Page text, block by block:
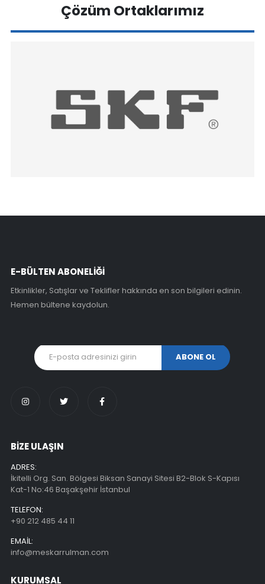
Çözüm Ortaklarımız
E-BÜLTEN ABONELİĞİ
Etkinlikler, Satışlar ve Teklifler hakkında en son bilgileri edinin.
Hemen bültene kaydolun.
BİZE ULAŞIN
ADRES:
İkitelli Org. San. Bölgesi Biksan Sanayi Sitesi B2-Blok S-Kapısı
Kat-1 No:46 Başakşehir İstanbul
TELEFON:
+90 212 485 44 11
EMAIL:
info@meskarrulman.com
KURUMSAL